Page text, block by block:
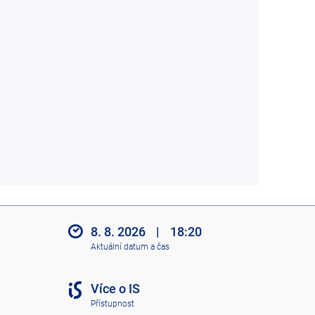
8. 8. 2026 | 18:20
Aktuální datum a čas
Více o IS
Přístupnost